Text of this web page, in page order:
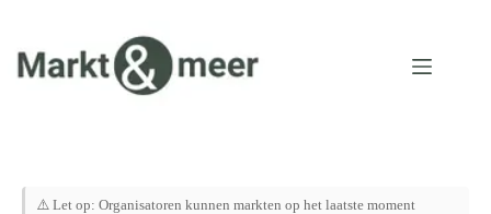
inhoud
⚠️ Let op: Organisatoren kunnen markten op het laatste moment